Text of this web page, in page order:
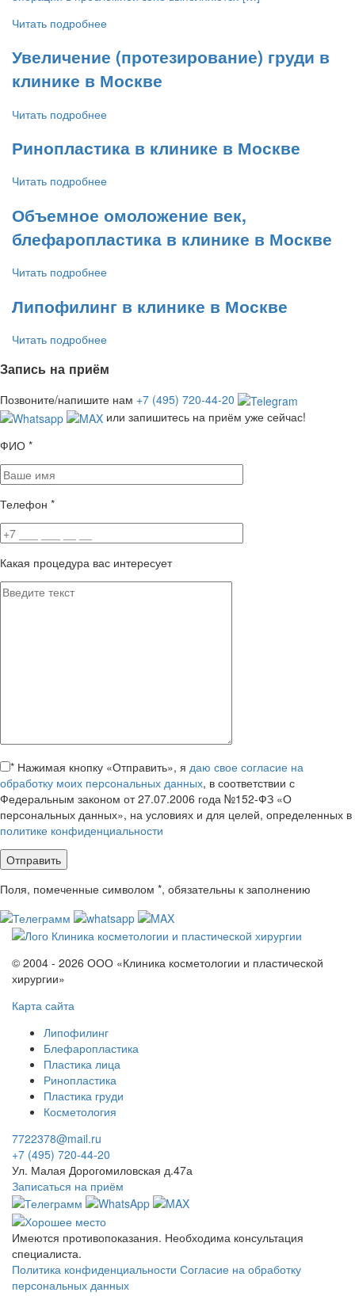
Читать подробнее
Увеличение (протезирование) груди в
клинике в Москве
Читать подробнее
Ринопластика в клинике в Москве
Читать подробнее
Объемное омоложение век,
блефаропластика в клинике в Москве
Читать подробнее
Липофилинг в клинике в Москве
Читать подробнее
Запись на приём
Позвоните/напишите нам +7 (495) 720-44-20
или запишитесь на приём уже сейчас!
ФИО *
Телефон *
Какая процедура вас интересует
* Нажимая кнопку «Отправить», я даю свое согласие на
обработку моих персональных данных, в соответствии с
Федеральным законом от 27.07.2006 года №152-ФЗ «О
персональных данных», на условиях и для целей, определенных в
политике конфиденциальности
Поля, помеченные символом *, обязательны к заполнению
© 2004 - 2026 ООО «Клиника косметологии и пластической
хирургии»
Карта сайта
Липофилинг
Блефаропластика
Пластика лица
Ринопластика
Пластика груди
Косметология
7722378@mail.ru
+7 (495) 720-44-20
Ул. Малая Дорогомиловская д.47а
Записаться на приём
Имеются противопоказания. Необходима консультация
специалиста.
Политика конфиденциальности Согласие на обработку
персональных данных